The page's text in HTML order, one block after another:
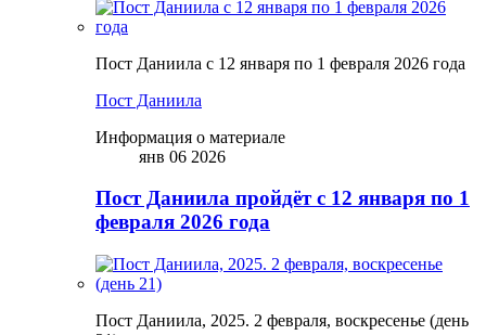
Пост Даниила с 12 января по 1 февраля 2026 года
Пост Даниила
Информация о материале
янв 06 2026
Пост Даниила пройдёт с 12 января по 1
февраля 2026 года
Пост Даниила, 2025. 2 февраля, воскресенье (день